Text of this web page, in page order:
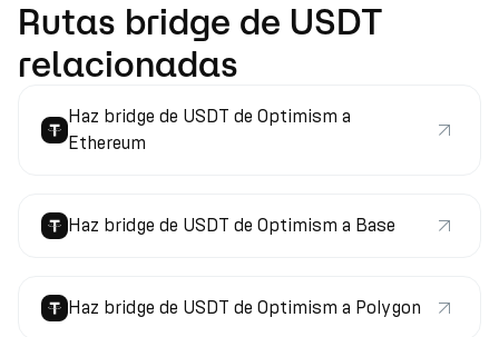
Rutas bridge de USDT
relacionadas
Haz bridge de USDT de Optimism a
Ethereum
Haz bridge de USDT de Optimism a Base
Haz bridge de USDT de Optimism a Polygon